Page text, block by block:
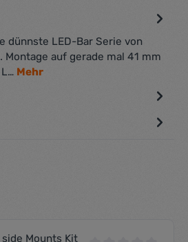
dünnste LED-Bar Serie von
Montage auf gerade mal 41 mm
Mehr